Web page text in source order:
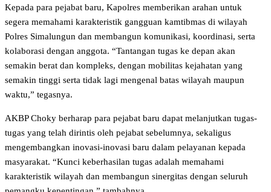
Kepada para pejabat baru, Kapolres memberikan arahan untuk
segera memahami karakteristik gangguan kamtibmas di wilayah
Polres Simalungun dan membangun komunikasi, koordinasi, serta
kolaborasi dengan anggota. “Tantangan tugas ke depan akan
semakin berat dan kompleks, dengan mobilitas kejahatan yang
semakin tinggi serta tidak lagi mengenal batas wilayah maupun
waktu,” tegasnya.
AKBP Choky berharap para pejabat baru dapat melanjutkan tugas-
tugas yang telah dirintis oleh pejabat sebelumnya, sekaligus
mengembangkan inovasi-inovasi baru dalam pelayanan kepada
masyarakat. “Kunci keberhasilan tugas adalah memahami
karakteristik wilayah dan membangun sinergitas dengan seluruh